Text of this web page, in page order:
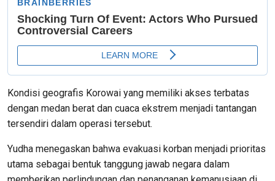
Kondisi geografis Korowai yang memiliki akses terbatas
dengan medan berat dan cuaca ekstrem menjadi tantangan
tersendiri dalam operasi tersebut.
Yudha menegaskan bahwa evakuasi korban menjadi prioritas
utama sebagai bentuk tanggung jawab negara dalam